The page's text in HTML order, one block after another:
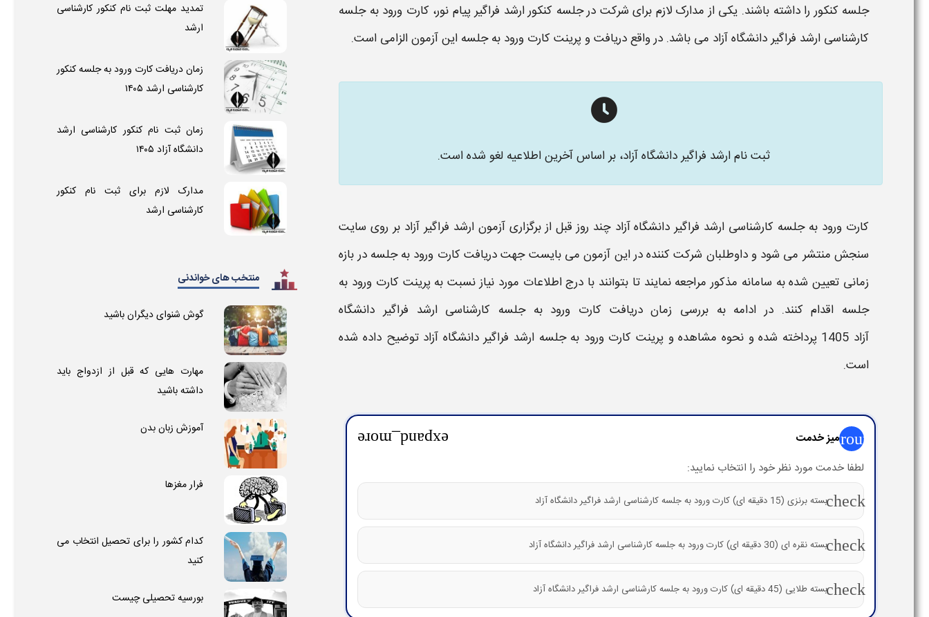
جلسه کنکور را داشته باشند. یکی از مدارک لازم برای شرکت درجلسه کنکور ارشد فراگیر پیام نور، کارت ورود به جلسه
کارشناسی ارشد فراگیر دانشگاه آزاد می باشد. در واقعدریافتو پرینت کارت ورود به جلسه اینآزمونالزامی است.
ثبت نام ارشد فراگیر دانشگاه آزاد، بر اساس آخرین اطلاعیه لغو شده است.
کارت ورود به جلسه کارشناسی ارشد فراگیر دانشگاه آزاد چند روز قبل از برگزاریآزمون ارشد فراگیر آزاد بر روی سایت
سنجش منتشر می شود و داوطلبان شرکت کننده در این آزمون می بایست جهتدریافت کارت ورود به جلسهدر بازه
زمانی تعیین شده به سامانه مذکور مراجعه نمایند تا بتوانند با درج اطلاعات مورد نیاز نسبت به پرینت کارت ورود به
جلسه اقدام کنند. در ادامه به بررسی زمان دریافت کارت ورود به جلسه کارشناسی ارشد فراگیر دانشگاه
آزاد 1405 پرداخته شده و نحوه مشاهده و پرینت کارت ورود به جلسه ارشد فراگیر دانشگاه آزاد توضیح داده شده
است.
groupمیز خدمت expand_more
لطفا خدمت مورد نظر خود را انتخاب نمایید:
checkبسته برنزی (15 دقیقه ای) کارت ورود به جلسه کارشناسی ارشد فراگیر دانشگاه آزاد
checkبسته نقره ای (30 دقیقه ای) کارت ورود به جلسه کارشناسی ارشد فراگیر دانشگاه آزاد
checkبسته طلایی (45 دقیقه ای) کارت ورود به جلسه کارشناسی ارشد فراگیر دانشگاه آزاد
تمدید مهلت ثبت نام کنکور کارشناسی
ارشد
زمان دریافت کارت ورود به جلسه کنکور
کارشناسی ارشد ۱۴۰۵
زمان ثبت نام کنکور کارشناسی ارشد
دانشگاه آزاد ۱۴۰۵
مدارک لازم برای ثبت نام کنکور
کارشناسی ارشد
منتخب های خواندنی
گوش شنوای دیگران باشید
مهارت هایی که قبل از ازدواج باید
داشته باشید
آموزش زبان بدن
فرار مغزها
کدام کشور را برای تحصیل انتخاب می
کنید
بورسیه تحصیلی چیست